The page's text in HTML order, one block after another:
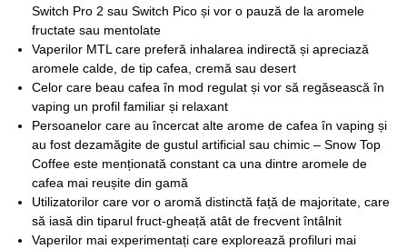
Switch Pro 2 sau Switch Pico și vor o pauză de la aromele
fructate sau mentolate
Vaperilor MTL care preferă inhalarea indirectă și apreciază
aromele calde, de tip cafea, cremă sau desert
Celor care beau cafea în mod regulat și vor să regăsească în
vaping un profil familiar și relaxant
Persoanelor care au încercat alte arome de cafea în vaping și
au fost dezamăgite de gustul artificial sau chimic – Snow Top
Coffee este menționată constant ca una dintre aromele de
cafea mai reușite din gamă
Utilizatorilor care vor o aromă distinctă față de majoritate, care
să iasă din tiparul fruct-gheață atât de frecvent întâlnit
Vaperilor mai experimentați care explorează profiluri mai